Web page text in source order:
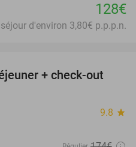
128€
d'environ 3,80€ p.p.p.n.
43%
+ check-out
9.8 star